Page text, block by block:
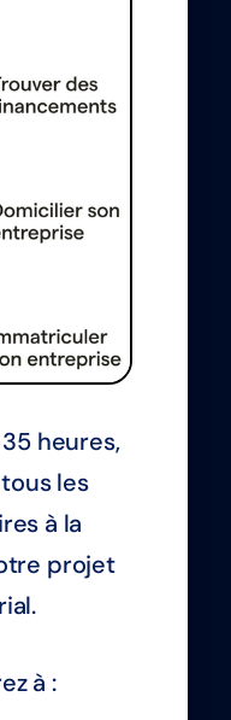
heures,
les
à la
projet
à :